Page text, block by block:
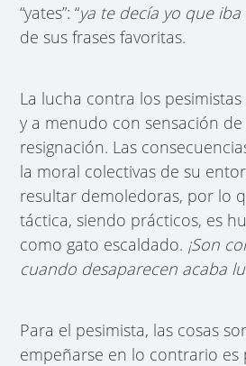
“yates”: “ya te decía yo que
de sus frases favoritas.
La lucha contra los
y a menudo con sensación
resignación. Las
la moral colectivas de su
resultar demoledoras, por lo
táctica, siendo prácticos, es
como gato escaldado. ¡Son
cuando desaparecen acaba
Para el pesimista, las cosas
empeñarse en lo contrario es